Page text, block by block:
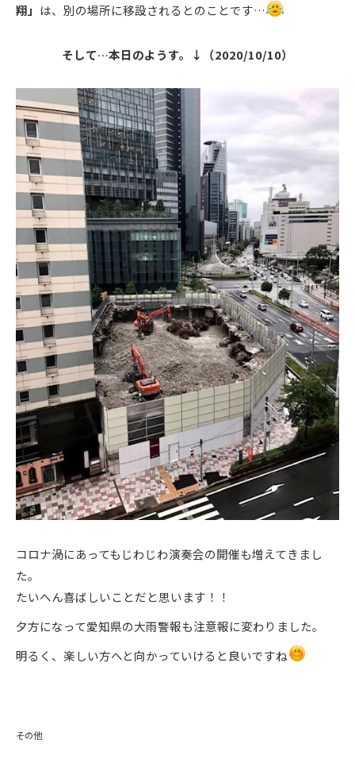
翔」 は、別の場所に移設されるとのことです…
そして…本日のようす。↓（2020/10/10）
コロナ渦にあってもじわじわ演奏会の開催も増えてきまし
た。
たいへん喜ばしいことだと思います！！
夕方になって愛知県の大雨警報も注意報に変わりました。
明るく、楽しい方へと向かっていけると良いですね
その他